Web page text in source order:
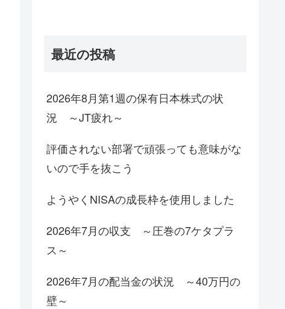
最近の投稿
2026年8月第1週の保有日本株式の状
況 ～JT疲れ～
評価されない部署で頑張っても意味がな
いので手を抜こう
ようやくNISAの成長枠を使用しました
2026年7月の収支 ～圧巻の7ケタプラ
ス～
2026年7月の配当金の状況 ～40万円の
壁～